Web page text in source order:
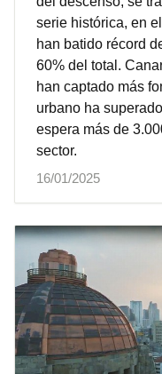
serie histórica, en
han batido récord
60% del total.
han captado más
urbano ha
espera más de
sector.
16/01/2025